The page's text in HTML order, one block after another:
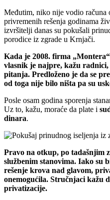
Međutim, niko nije vodio računa
privremenih rešenja godinama
izvršitelji danas su pokušali
porodice iz zgrade u Krnjači.
Kada je 2008. firma
vlasnik je najpre, kažu radnici,
pitanja. Predloženo je da se
od toga nije bilo ništa pa su
Posle osam godina sporenja
Uz to, kažu, moraće da plate i
dinara.
Pravo na otkup, po tadašnjim
službenim stanovima. Iako su
rešenje krova nad glavom,
onemogućila. Stručnjaci kažu
privatizacije.